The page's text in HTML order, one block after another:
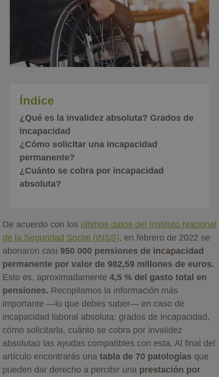
Índice
¿Qué es la invalidez absoluta? Grados de
incapacidad
¿Cómo solicitar una incapacidad
permanente?
¿Cuánto se cobra por incapacidad
absoluta?
De acuerdo con los últimos datos del Instituto Nacional
de la Seguridad Social (INSS), en febrero de 2022 se
abonaron casi 950 000 pensiones de incapacidad
permanente por valor de 982,59 millones de euros.
Esto es, aproximadamente 4,5 % del gasto total en
pensiones. Recopilamos la información más
importante —lo que debes saber— en caso de
incapacidad laboral absoluta: grados de incapacidad,
cómo solicitarla, cuánto se cobra por invalidez
absolutao las ayudas compatibles con esta. Al final del
artículo encontrarás una tabla de 70 patologías que
pueden dar derecho a percibir una prestación por